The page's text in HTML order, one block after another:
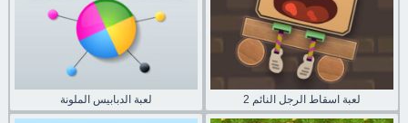
لعبة الدبابيس الملونة لعبة اسقاط الرجل النائم 2